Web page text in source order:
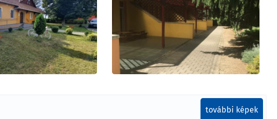
további képek